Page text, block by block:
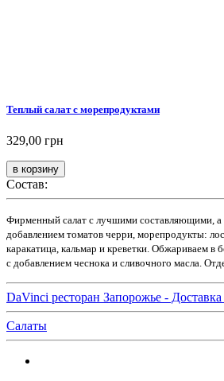
Теплый салат с морепродуктами
329,00 грн
Состав:
Фирменный салат с лучшими составляющими, а
добавлением томатов черри, морепродукты:
каракатица, кальмар и креветки. Обжариваем в
с добавлением чеснока и сливочного масла.
DaVinci ресторан Запорожье -
Салаты